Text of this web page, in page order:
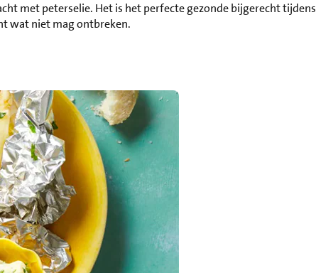
met peterselie. Het is het perfecte gezonde bijgerecht tijdens
wat niet mag ontbreken.